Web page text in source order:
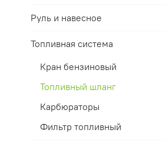
Руль и навесное
Топливная система
Кран бензиновый
Топливный шланг
Карбюраторы
Фильтр топливный